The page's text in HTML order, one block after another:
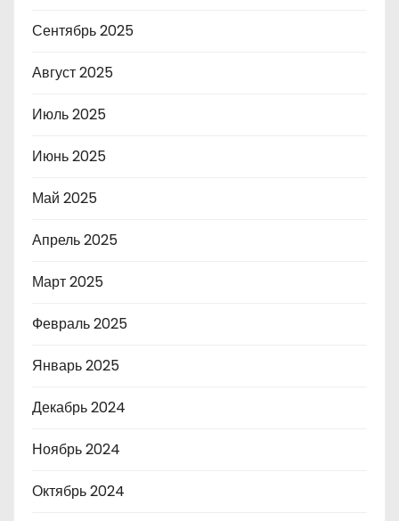
Сентябрь 2025
Август 2025
Июль 2025
Июнь 2025
Май 2025
Апрель 2025
Март 2025
Февраль 2025
Январь 2025
Декабрь 2024
Ноябрь 2024
Октябрь 2024